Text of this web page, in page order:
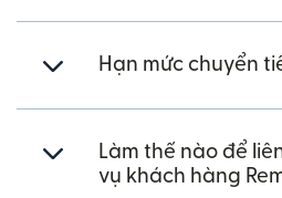
Hạn mức chuyển
Làm thế nào để
vụ khách hàng